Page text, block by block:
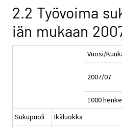
2.2 Työvoima
iän mukaan
Vuosi/
2007/07
1000
Sukupuoli
Ikäluokka